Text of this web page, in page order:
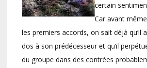
certain
Car avant
les premiers accords, on sait déjà qu’il
dos à son prédécesseur et qu’il
du groupe dans des contrées